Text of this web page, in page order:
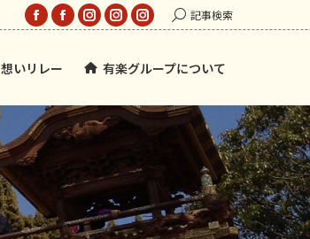
Facebook
opens
new
window
Facebook
opens
new
window
Instagram
opens
new
window
Instagram
opens
new
Instagram
opens
new
window
Search:記事検索
想いリレー 有楽グループについて